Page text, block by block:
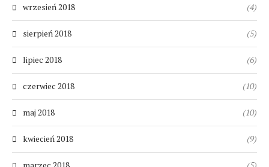
wrzesień 2018 (4)
sierpień 2018 (5)
lipiec 2018 (6)
czerwiec 2018 (10)
maj 2018 (10)
kwiecień 2018 (9)